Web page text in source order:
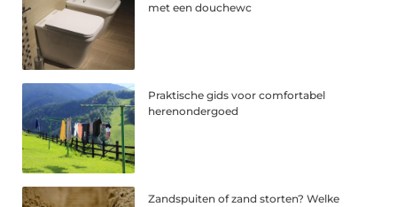
met een douchewc
Praktische gids voor comfortabel
herenondergoed
Zandspuiten of zand storten? Welke